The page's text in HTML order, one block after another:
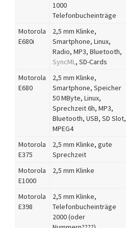
1000
Telefonbucheinträge
Motorola
E680i
2,5 mm Klinke,
Smartphone, Linux,
Radio, MP3, Bluetooth,
SyncML, SD-Cards
Motorola
E680
2,5 mm Klinke,
Smartphone, Speicher
50 MByte, Linux,
Sprechzeit 6h, MP3,
Bluetooth, USB, SD Slot,
MPEG4
Motorola
E375
2,5 mm Klinke, gute
Sprechzeit
Motorola
E1000
2,5 mm Klinke
Motorola
E398
2,5 mm Klinke,
Telefonbucheinträge
2000 (oder